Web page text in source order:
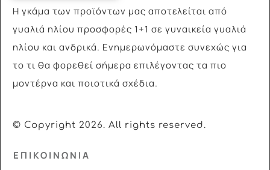
Η γκάμα των προϊόντων μας αποτελείται από
γυαλιά ηλίου προσφορές 1+1 σε γυναικεία γυαλιά
ηλίου και ανδρικά. Ενημερωνόμαστε συνεχώς για
το τι θα φορεθεί σήμερα επιλέγοντας τα πιο
μοντέρνα και ποιοτικά σχέδια.
© Copyright 2026. All rights reserved.
ΕΠΙΚΟΙΝΩΝΙΑ